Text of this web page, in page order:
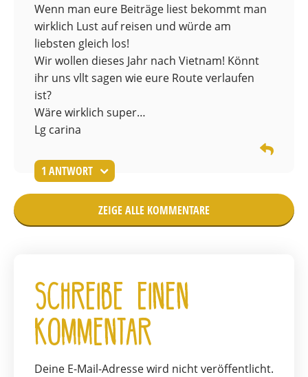
Wenn man eure Beiträge liest bekommt man
wirklich Lust auf reisen und würde am
liebsten gleich los!
Wir wollen dieses Jahr nach Vietnam! Könnt
ihr uns vllt sagen wie eure Route verlaufen
ist?
Wäre wirklich super…
Lg carina
1 ANTWORT
ZEIGE ALLE KOMMENTARE
Schreibe einen
Kommentar
Deine E-Mail-Adresse wird nicht veröffentlicht.